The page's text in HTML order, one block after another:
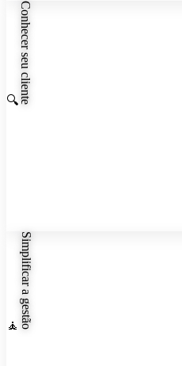
🔍 Conhecer seu cliente
🧘 Simplificar a gestão